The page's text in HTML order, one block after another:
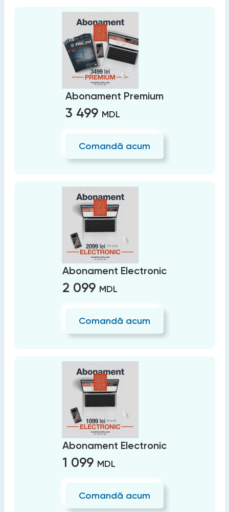
Abonament Premium
3 499 MDL
Comandă acum
Abonament Electronic
2 099 MDL
Comandă acum
Abonament Electronic
1 099 MDL
Comandă acum